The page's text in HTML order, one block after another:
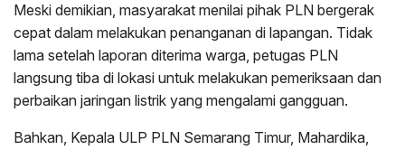
Meski demikian, masyarakat menilai pihak PLN bergerak
cepat dalam melakukan penanganan di lapangan. Tidak
lama setelah laporan diterima warga, petugas PLN
langsung tiba di lokasi untuk melakukan pemeriksaan dan
perbaikan jaringan listrik yang mengalami gangguan.
Bahkan, Kepala ULP PLN Semarang Timur, Mahardika,